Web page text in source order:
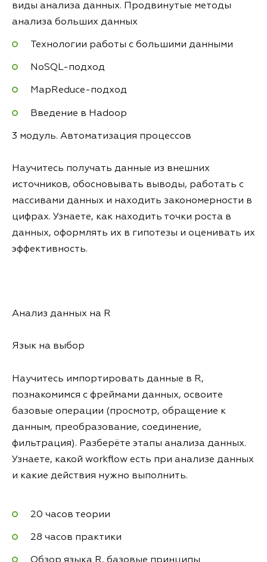
виды анализа данных. Продвинутые методы
анализа больших данных
Технологии работы с большими данными
NoSQL-подход
MapReduce-подход
Введение в Hadoop
3 модуль. Автоматизация процессов
Научитесь получать данные из внешних
источников, обосновывать выводы, работать с
массивами данных и находить закономерности в
цифрах. Узнаете, как находить точки роста в
данных, оформлять их в гипотезы и оценивать их
эффективность.
Анализ данных на R
Язык на выбор
Научитесь импортировать данные в R,
познакомимся с фреймами данных, освоите
базовые операции (просмотр, обращение к
данным, преобразование, соединение,
фильтрация). Разберёте этапы анализа данных.
Узнаете, какой workflow есть при анализе данных
и какие действия нужно выполнить.
20 часов теории
28 часов практики